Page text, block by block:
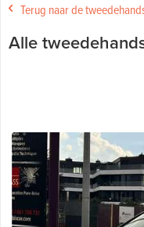
Terug naar de
Alle